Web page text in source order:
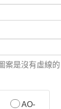
案是沒有虛線的
AO-